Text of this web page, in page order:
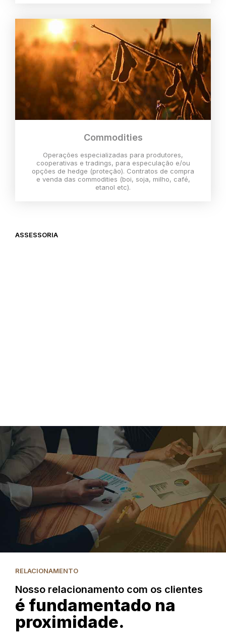
Commodities
Operações especializadas para produtores,
cooperativas e tradings, para especulação e/ou
opções de hedge (proteção). Contratos de compra
e venda das commodities (boi, soja, milho, café,
etanol etc).
ASSESSORIA
RELACIONAMENTO
Nosso relacionamento com os clientes
é fundamentado na
proximidade.